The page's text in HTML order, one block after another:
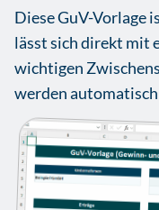
Diese GuV-Vorlage
lässt sich direkt mit
wichtigen
werden